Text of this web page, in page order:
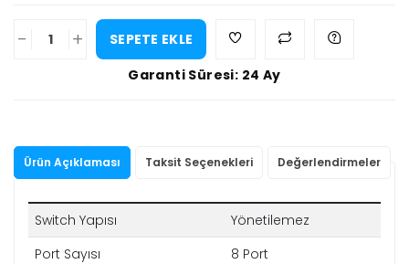
- +
SEPETE EKLE
Garanti Süresi: 24 Ay
Ürün Açıklaması Taksit Seçenekleri Değerlendirmeler
Switch Yapısı
Yönetilemez
Port Sayısı
8 Port